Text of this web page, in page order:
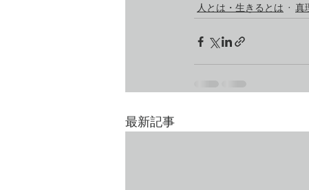
人とは・生きるとは 真
最新記事